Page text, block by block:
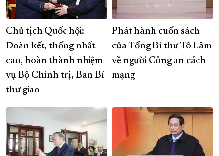
Chủ tịch Quốc hội:
Đoàn kết, thống nhất
cao, hoàn thành nhiệm
vụ Bộ Chính trị, Ban Bí
thư giao
Phát hành cuốn sách
của Tổng Bí thư Tô Lâm
về người Công an cách
mạng